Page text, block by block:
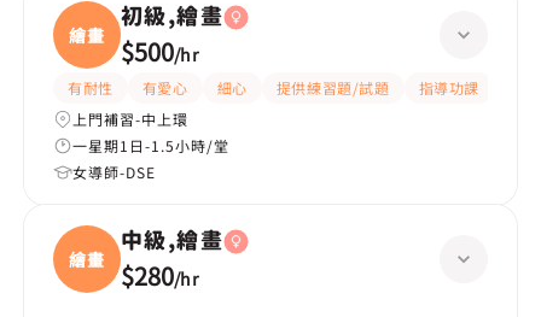
繪畫
初級,繪畫
$500/hr
有耐性 有愛心 細心 提供練習題/試題 指導功課
上門補習-中上環
一星期1日-1.5小時/堂
女導師-DSE
繪畫
中級,繪畫
$280/hr